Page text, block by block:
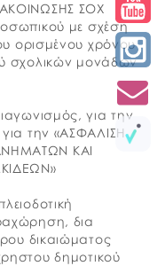
ΣΟΧ
με σχέση
ορισμένου χρόνου
σχολικών μονάδων
για την
την «ΑΣΦΑΛΙΣΗ
ΚΑΙ
δια
δικαιώματος
δημοτικού